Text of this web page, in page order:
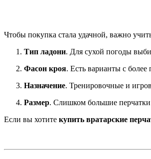
Чтобы покупка стала удачной, важно
Тип ладони. Для сухой погоды
Фасон кроя. Есть варианты с
Назначение. Тренировочные и
Размер. Слишком большие
Если вы хотите купить вратарские